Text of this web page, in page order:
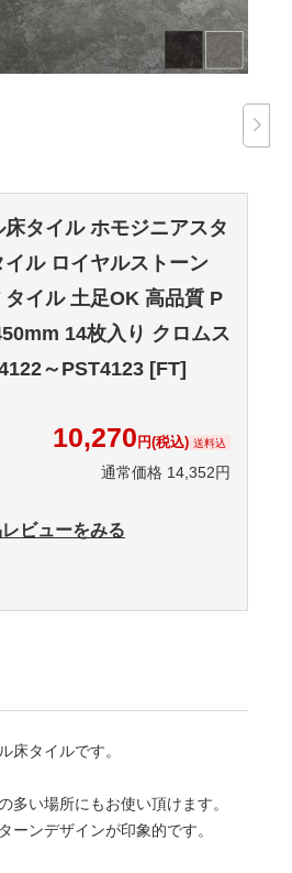
タイル ホモジニアスタ
ル ロイヤルストーン
タイル 土足OK 高品質 P
14枚入り クロムス
～PST4123 [FT]
10,270 円(税込) 送料込
通常価格 14,352円
ビューをみる
床タイルです。
多い場所にもお使い頂けます。
ーンデザインが印象的です。